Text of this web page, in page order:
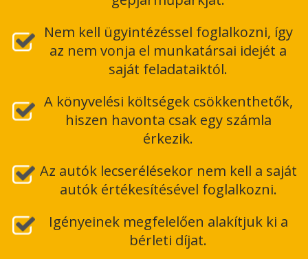
Nem kell ügyintézéssel foglalkozni, így
az nem vonja el munkatársai idejét a
saját feladataiktól.
A könyvelési költségek csökkenthetők,
hiszen havonta csak egy számla
érkezik.
Az autók lecserélésekor nem kell a saját
autók értékesítésével foglalkozni.
Igényeinek megfelelően alakítjuk ki a
bérleti díjat.